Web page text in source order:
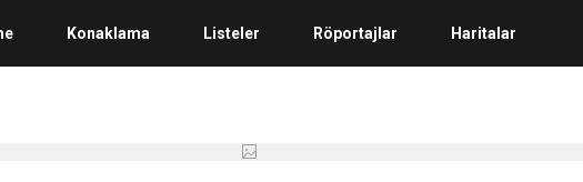
Konaklama Listeler Röportajlar Haritalar